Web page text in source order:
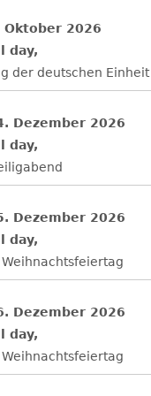
Oktober 2026
day,
der deutschen Einheit
Dezember 2026
day,
Dezember 2026
day,
Weihnachtsfeiertag
Dezember 2026
day,
Weihnachtsfeiertag